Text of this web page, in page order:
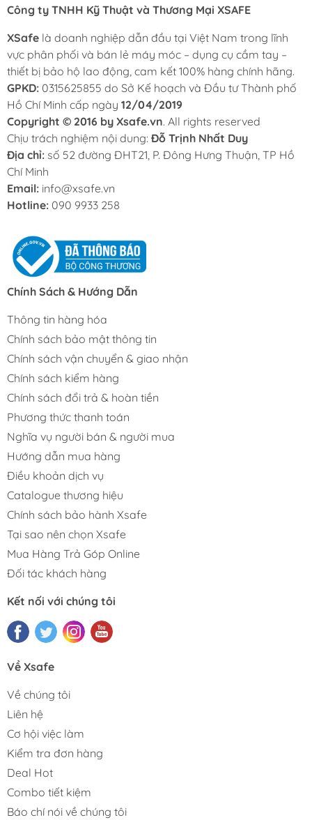
Công ty TNHH Kỹ Thuật và Thương Mại XSAFE
XSafe là doanh nghiệp dẫn đầu tại Việt Nam trong lĩnh
vực phân phối và bán lẻ máy móc – dụng cụ cầm tay –
thiết bị bảo hộ lao động, cam kết 100% hàng chính hãng.
GPKD: 0315625855 do Sở Kế hoạch và Đầu tư Thành phố
Hồ Chí Minh cấp ngày 12/04/2019
Copyright © 2016 by Xsafe.vn. All rights reserved
Chịu trách nghiệm nội dung: Đỗ Trịnh Nhất Duy
Địa chỉ: số 52 đường ĐHT21, P. Đông Hưng Thuận, TP Hồ
Chí Minh
Email: info@xsafe.vn
Hotline: 090 9933 258
Chính Sách & Hướng Dẫn
Thông tin hàng hóa
Chính sách bảo mật thông tin
Chính sách vận chuyển & giao nhận
Chính sách kiểm hàng
Chính sách đổi trả & hoàn tiền
Phương thức thanh toán
Nghĩa vụ người bán & người mua
Hướng dẫn mua hàng
Điều khoản dịch vụ
Catalogue thương hiệu
Chính sách bảo hành Xsafe
Tại sao nên chọn Xsafe
Mua Hàng Trả Góp Online
Đối tác khách hàng
Kết nối với chúng tôi
Về Xsafe
Về chúng tôi
Liên hệ
Cơ hội việc làm
Kiểm tra đơn hàng
Deal Hot
Combo tiết kiệm
Báo chí nói về chúng tôi